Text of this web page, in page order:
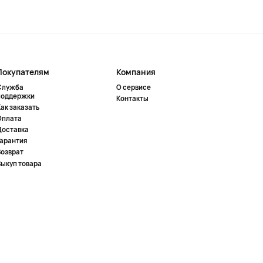
заказать
товара
Компания
О сервисе
Контакты